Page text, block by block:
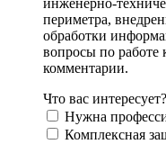
инженерно-
периметра,
обработки
вопросы по работе
комментарии.
Что вас интересует?
Нужна
Комплексная